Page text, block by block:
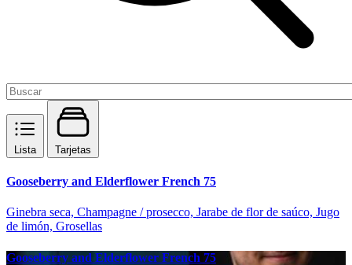
Lista Tarjetas
Gooseberry and Elderflower French 75
Ginebra seca, Champagne / prosecco, Jarabe de flor de saúco, Jugo
de limón, Grosellas
Gooseberry and Elderflower French 75